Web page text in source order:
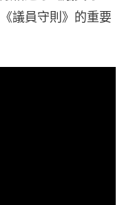
議員守則》的重要